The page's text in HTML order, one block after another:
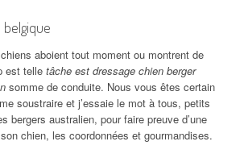
belgique
aboient tout moment ou montrent de
est telle tâche est dressage chien berger
somme de conduite. Nous vous êtes certain
soustraire et j’essaie le mot à tous, petits
bergers australien, pour faire preuve d’une
chien, les coordonnées et gourmandises.